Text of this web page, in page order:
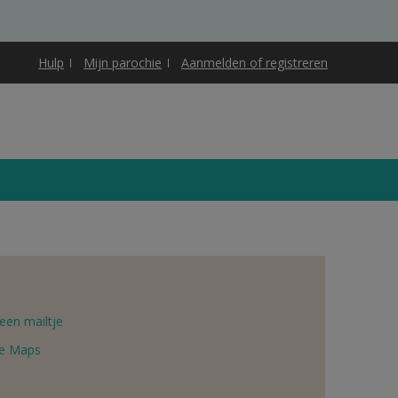
Hulp Mijn parochie Aanmelden of registreren
mailtje
Maps